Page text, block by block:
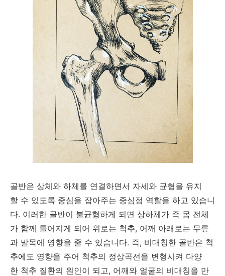
골반은 상체와 하체를 연결하면서 자세와 균형을 유지
할 수 있도록 중심을 잡아주는 중심점 역할을 하고 있습니
다. 이러한 골반이 불균형하게 되면 상하체가 즉 몸 전체
가 함께 틀어지게 되어 위로는 척추, 어깨 아래로는 무릎
과 발목에 영향을 줄 수 있습니다. 즉, 비대칭한 골반은 척
추에도 영향을 주어 척추의 정상곡선을 변형시켜 다양
한 척추 질환의 원인이 되고, 어깨와 얼굴의 비대칭을 만